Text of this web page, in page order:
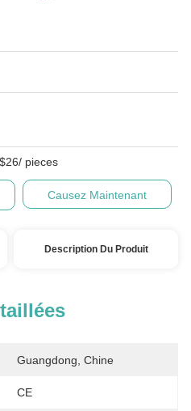
pieces
Causez Maintenant
Description Du Produit
Guangdong, Chine
CE